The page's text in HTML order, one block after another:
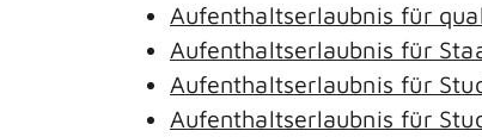
Aufenthaltserlaubnis für
Aufenthaltserlaubnis für
Aufenthaltserlaubnis für
Aufenthaltserlaubnis für